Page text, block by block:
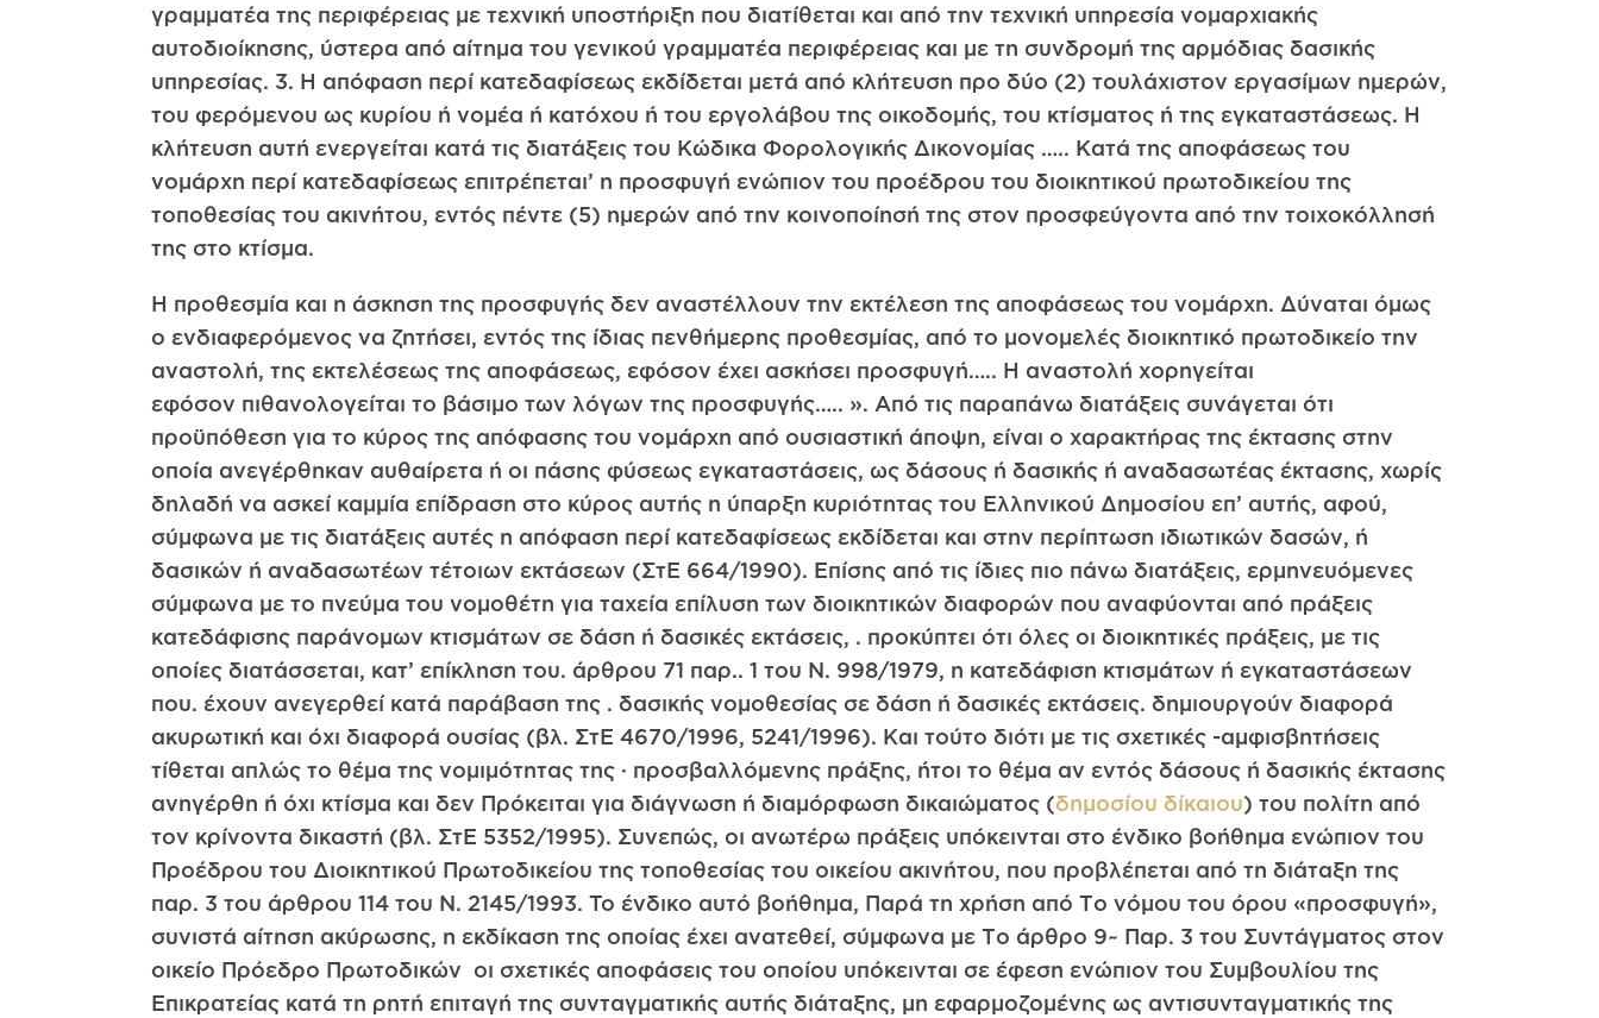
γραμματέα της περιφέρειας με τεχνική υποστήριξη που διατίθεται και από την τεχνική υπηρεσία νομαρχιακής
αυτοδιοίκησης, ύστερα από αίτημα του γενικού γραμματέα περιφέρειας και με τη συνδρομή της αρμόδιας δασικής
υπηρεσίας. 3. Η απόφαση περί κατεδαφίσεως εκδίδεται μετά από κλήτευση προ δύο (2) τουλάχιστον εργασίμων ημερών,
του φερόμενου ως κυρίου ή νομέα ή κατόχου ή του εργολάβου της οικοδομής, του κτίσματος ή της εγκαταστάσεως. Η
κλήτευση αυτή ενεργείται κατά τις διατάξεις του Κώδικα Φορολογικής Δικονομίας ….. Κατά της αποφάσεως του
νομάρχη περί κατεδαφίσεως επιτρέπεται’ η προσφυγή ενώπιον του προέδρου του διοικητικού πρωτοδικείου της
τοποθεσίας του ακινήτου, εντός πέντε (5) ημερών από την κοινοποίησή της στον προσφεύγοντα από την τοιχοκόλλησή
της στο κτίσμα.
Η προθεσμία και η άσκηση της προσφυγής δεν αναστέλλουν την εκτέλεση της αποφάσεως του νομάρχη. Δύναται όμως
ο ενδιαφερόμενος να ζητήσει, εντός της ίδιας πενθήμερης προθεσμίας, από το μονομελές διοικητικό πρωτοδικείο την
αναστολή, της εκτελέσεως της αποφάσεως, εφόσον έχει ασκήσει προσφυγή….. Η αναστολή χορηγείται
εφόσον πιθανολογείται το βάσιμο των λόγων της προσφυγής….. ». Από τις παραπάνω διατάξεις συνάγεται ότι
προϋπόθεση για το κύρος της απόφασης του νομάρχη από ουσιαστική άποψη, είναι ο χαρακτήρας της έκτασης στην
οποία ανεγέρθηκαν αυθαίρετα ή οι πάσης φύσεως εγκαταστάσεις, ως δάσους ή δασικής ή αναδασωτέας έκτασης, χωρίς
δηλαδή να ασκεί καμμία επίδραση στο κύρος αυτής η ύπαρξη κυριότητας του Ελληνικού Δημοσίου επ’ αυτής, αφού,
σύμφωνα με τις διατάξεις αυτές η απόφαση περί κατεδαφίσεως εκδίδεται και στην περίπτωση ιδιωτικών δασών, ή
δασικών ή αναδασωτέων τέτοιων εκτάσεων (ΣτΕ 664/1990). Επίσης από τις ίδιες πιο πάνω διατάξεις, ερμηνευόμενες
σύμφωνα με το πνεύμα του νομοθέτη για ταχεία επίλυση των διοικητικών διαφορών που αναφύονται από πράξεις
κατεδάφισης παράνομων κτισμάτων σε δάση ή δασικές εκτάσεις, . προκύπτει ότι όλες οι διοικητικές πράξεις, με τις
οποίες διατάσσεται, κατ’ επίκληση του. άρθρου 71 παρ.. 1 του Ν. 998/1979, η κατεδάφιση κτισμάτων ή εγκαταστάσεων
που. έχουν ανεγερθεί κατά παράβαση της . δασικής νομοθεσίας σε δάση ή δασικές εκτάσεις. δημιουργούν διαφορά
ακυρωτική και όχι διαφορά ουσίας (βλ. ΣτΕ 4670/1996, 5241/1996). Και τούτο διότι με τις σχετικές -αμφισβητήσεις
τίθεται απλώς το θέμα της νομιμότητας της · προσβαλλόμενης πράξης, ήτοι το θέμα αν εντός δάσους ή δασικής έκτασης
ανηγέρθη ή όχι κτίσμα και δεν Πρόκειται για διάγνωση ή διαμόρφωση δικαιώματος (δημοσίου δίκαιου) του πολίτη από
τον κρίνοντα δικαστή (βλ. ΣτΕ 5352/1995). Συνεπώς, οι ανωτέρω πράξεις υπόκεινται στο ένδικο βοήθημα ενώπιον του
Προέδρου του Διοικητικού Πρωτοδικείου της τοποθεσίας του οικείου ακινήτου, που προβλέπεται από τη διάταξη της
παρ. 3 του άρθρου 114 του Ν. 2145/1993. To ένδικo αυτό βοήθημα, Παρά τη χρήση από Το νόμου του όρου «προσφυγή»,
συνιστά αίτηση ακύρωσης, η εκδίκαση της οποίας έχει ανατεθεί, σύμφωνα με Το άρθρο 9~ Παρ. 3 του Συντάγματος στον
οικείο Πρόεδρο Πρωτοδικών οι σχετικές αποφάσεις του οποίου υπόκεινται σε έφεση ενώπιον του Συμβουλίου της
Επικρατείας κατά τη ρητή επιταγή της συνταγματικής αυτής διάταξης, μη εφαρμοζομένης ως αντισυνταγματικής της